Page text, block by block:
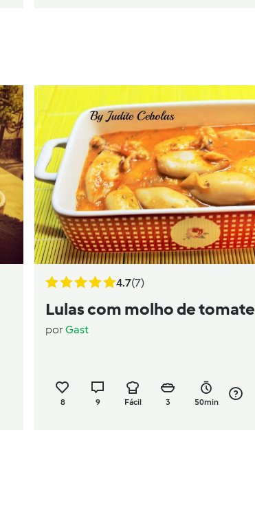
4.7(7)
Lulas com molho de tomate
porGast
8 9 Fácil 3 50min